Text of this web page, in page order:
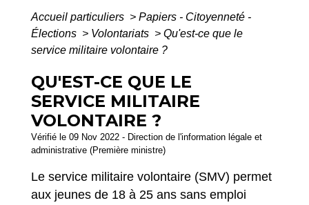
Accueil particuliers > Papiers - Citoyenneté -
Élections > Volontariats > Qu'est-ce que le
service militaire volontaire ?
QU'EST-CE QUE LE
SERVICE MILITAIRE
VOLONTAIRE ?
Vérifié le 09 Nov 2022 - Direction de l'information légale et
administrative (Première ministre)
Le service militaire volontaire (SMV) permet
aux jeunes de 18 à 25 ans sans emploi